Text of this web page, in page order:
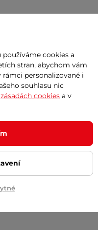
cookies a
stran, abychom vám
rámci personalizované i
souhlasu nic
zásadách cookies a v